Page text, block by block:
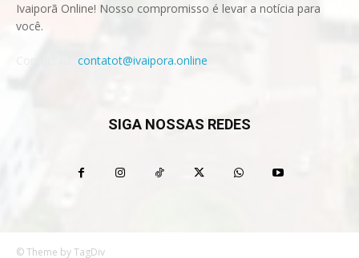
Ivaiporã Online! Nosso compromisso é levar a notícia para
você.
contatot@ivaipora.online
SIGA NOSSAS REDES
© Theme by TagDiv